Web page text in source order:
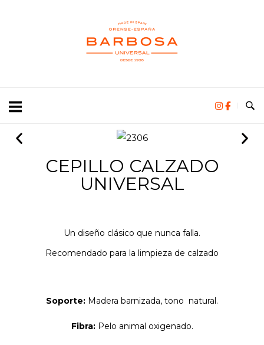
CEPILLO CALZADO
UNIVERSAL
Un diseño clásico que nunca falla.
Recomendado para la limpieza de calzado
Soporte: Madera barnizada, tono natural.
Fibra: Pelo animal oxigenado.